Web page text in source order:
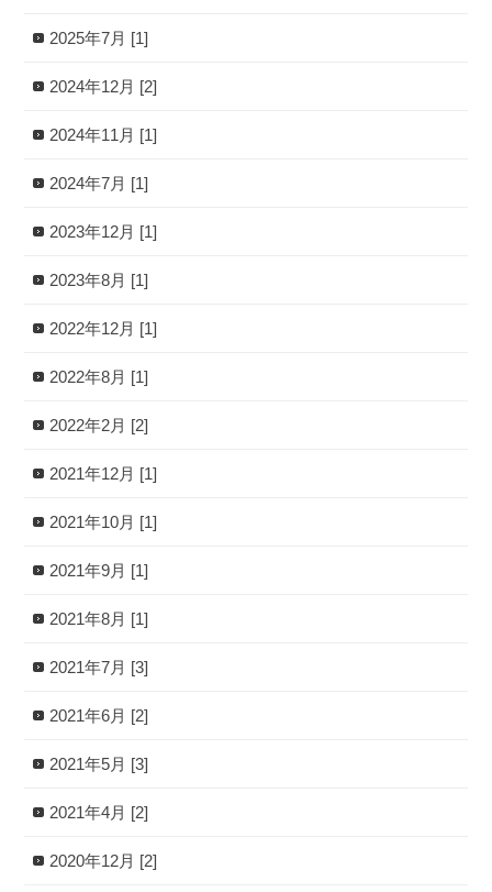
2025年7月 [1]
2024年12月 [2]
2024年11月 [1]
2024年7月 [1]
2023年12月 [1]
2023年8月 [1]
2022年12月 [1]
2022年8月 [1]
2022年2月 [2]
2021年12月 [1]
2021年10月 [1]
2021年9月 [1]
2021年8月 [1]
2021年7月 [3]
2021年6月 [2]
2021年5月 [3]
2021年4月 [2]
2020年12月 [2]